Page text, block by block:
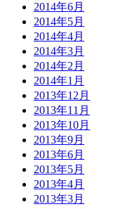
2014年6月
2014年5月
2014年4月
2014年3月
2014年2月
2014年1月
2013年12月
2013年11月
2013年10月
2013年9月
2013年6月
2013年5月
2013年4月
2013年3月